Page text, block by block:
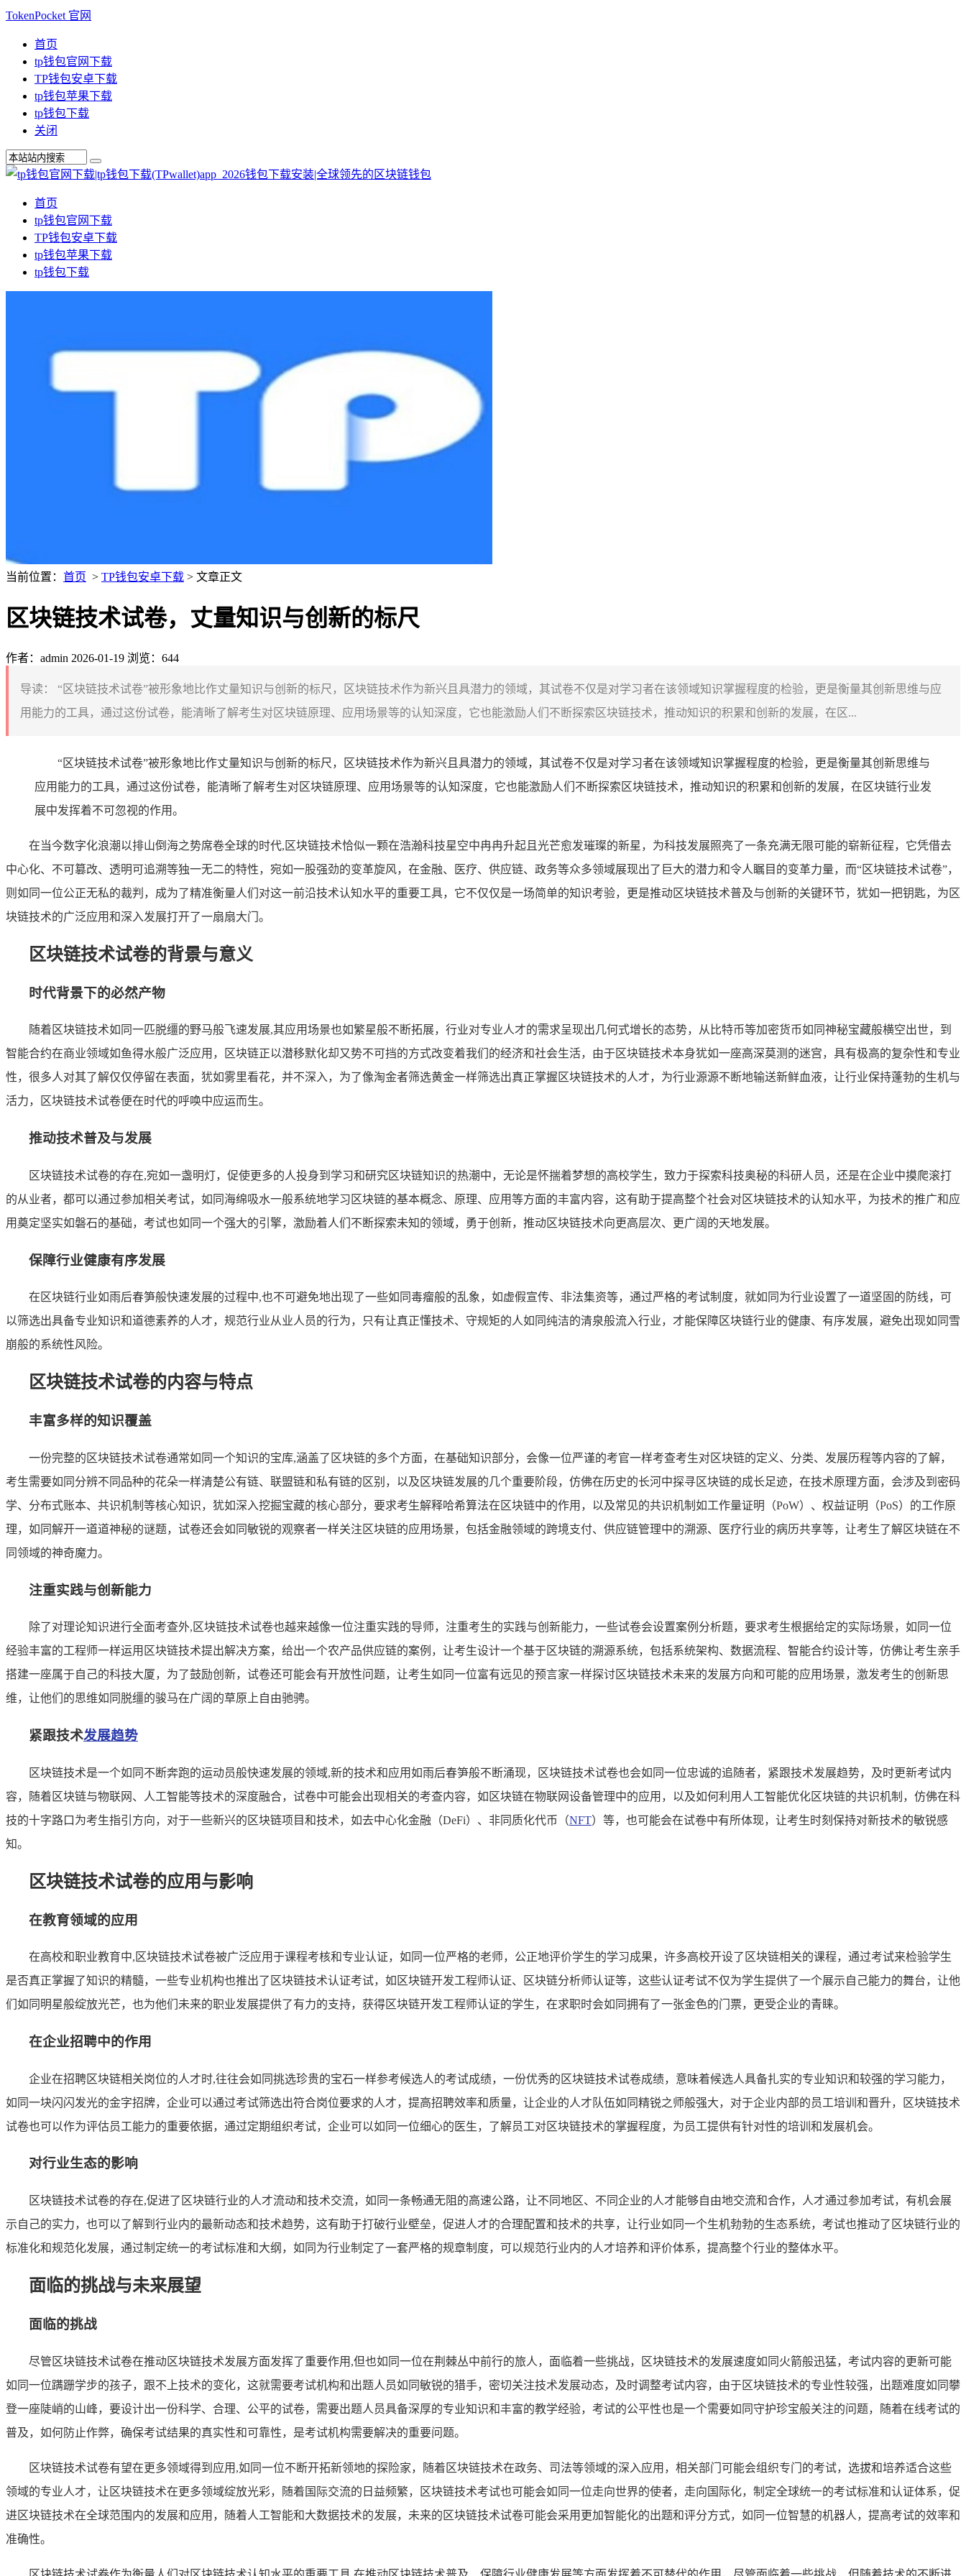
TokenPocket 官网
首页
tp钱包官网下载
TP钱包安卓下载
tp钱包苹果下载
tp钱包下载
关闭
首页
tp钱包官网下载
TP钱包安卓下载
tp钱包苹果下载
tp钱包下载
当前位置： 首页 > TP钱包安卓下载 > 文章正文
区块链技术试卷，丈量知识与创新的标尺
作者：admin 2026-01-19 浏览：644
导读：
“区块链技术试卷”被形象地比作丈量知识与创新的标尺，区块链技术作为新兴且具潜力的领域，其试卷不仅是对学习者在该领域知识掌握程度的检验，更是衡量其创新思维与应
用能力的工具，通过这份试卷，能清晰了解考生对区块链原理、应用场景等的认知深度，它也能激励人们不断探索区块链技术，推动知识的积累和创新的发展，在区...
“区块链技术试卷”被形象地比作丈量知识与创新的标尺，区块链技术作为新兴且具潜力的领域，其试卷不仅是对学习者在该领域知识掌握程度的检验，更是衡量其创新思维与
应用能力的工具，通过这份试卷，能清晰了解考生对区块链原理、应用场景等的认知深度，它也能激励人们不断探索区块链技术，推动知识的积累和创新的发展，在区块链行业发
展中发挥着不可忽视的作用。
在当今数字化浪潮以排山倒海之势席卷全球的时代,区块链技术恰似一颗在浩瀚科技星空中冉冉升起且光芒愈发璀璨的新星，为科技发展照亮了一条充满无限可能的崭新征程，它凭借去
中心化、不可篡改、透明可追溯等独一无二的特性，宛如一股强劲的变革旋风，在金融、医疗、供应链、政务等众多领域展现出了巨大的潜力和令人瞩目的变革力量，而“区块链技术试卷”，
则如同一位公正无私的裁判，成为了精准衡量人们对这一前沿技术认知水平的重要工具，它不仅仅是一场简单的知识考验，更是推动区块链技术普及与创新的关键环节，犹如一把钥匙，为区
块链技术的广泛应用和深入发展打开了一扇扇大门。
区块链技术试卷的背景与意义
时代背景下的必然产物
随着区块链技术如同一匹脱缰的野马般飞速发展,其应用场景也如繁星般不断拓展，行业对专业人才的需求呈现出几何式增长的态势，从比特币等加密货币如同神秘宝藏般横空出世，到
智能合约在商业领域如鱼得水般广泛应用，区块链正以潜移默化却又势不可挡的方式改变着我们的经济和社会生活，由于区块链技术本身犹如一座高深莫测的迷宫，具有极高的复杂性和专业
性，很多人对其了解仅仅停留在表面，犹如雾里看花，并不深入，为了像淘金者筛选黄金一样筛选出真正掌握区块链技术的人才，为行业源源不断地输送新鲜血液，让行业保持蓬勃的生机与
活力，区块链技术试卷便在时代的呼唤中应运而生。
推动技术普及与发展
区块链技术试卷的存在,宛如一盏明灯，促使更多的人投身到学习和研究区块链知识的热潮中，无论是怀揣着梦想的高校学生，致力于探索科技奥秘的科研人员，还是在企业中摸爬滚打
的从业者，都可以通过参加相关考试，如同海绵吸水一般系统地学习区块链的基本概念、原理、应用等方面的丰富内容，这有助于提高整个社会对区块链技术的认知水平，为技术的推广和应
用奠定坚实如磐石的基础，考试也如同一个强大的引擎，激励着人们不断探索未知的领域，勇于创新，推动区块链技术向更高层次、更广阔的天地发展。
保障行业健康有序发展
在区块链行业如雨后春笋般快速发展的过程中,也不可避免地出现了一些如同毒瘤般的乱象，如虚假宣传、非法集资等，通过严格的考试制度，就如同为行业设置了一道坚固的防线，可
以筛选出具备专业知识和道德素养的人才，规范行业从业人员的行为，只有让真正懂技术、守规矩的人如同纯洁的清泉般流入行业，才能保障区块链行业的健康、有序发展，避免出现如同雪
崩般的系统性风险。
区块链技术试卷的内容与特点
丰富多样的知识覆盖
一份完整的区块链技术试卷通常如同一个知识的宝库,涵盖了区块链的多个方面，在基础知识部分，会像一位严谨的考官一样考查考生对区块链的定义、分类、发展历程等内容的了解，
考生需要如同分辨不同品种的花朵一样清楚公有链、联盟链和私有链的区别，以及区块链发展的几个重要阶段，仿佛在历史的长河中探寻区块链的成长足迹，在技术原理方面，会涉及到密码
学、分布式账本、共识机制等核心知识，犹如深入挖掘宝藏的核心部分，要求考生解释哈希算法在区块链中的作用，以及常见的共识机制如工作量证明（PoW）、权益证明（PoS）的工作原
理，如同解开一道道神秘的谜题，试卷还会如同敏锐的观察者一样关注区块链的应用场景，包括金融领域的跨境支付、供应链管理中的溯源、医疗行业的病历共享等，让考生了解区块链在不
同领域的神奇魔力。
注重实践与创新能力
除了对理论知识进行全面考查外,区块链技术试卷也越来越像一位注重实践的导师，注重考生的实践与创新能力，一些试卷会设置案例分析题，要求考生根据给定的实际场景，如同一位
经验丰富的工程师一样运用区块链技术提出解决方案，给出一个农产品供应链的案例，让考生设计一个基于区块链的溯源系统，包括系统架构、数据流程、智能合约设计等，仿佛让考生亲手
搭建一座属于自己的科技大厦，为了鼓励创新，试卷还可能会有开放性问题，让考生如同一位富有远见的预言家一样探讨区块链技术未来的发展方向和可能的应用场景，激发考生的创新思
维，让他们的思维如同脱缰的骏马在广阔的草原上自由驰骋。
紧跟技术发展趋势
区块链技术是一个如同不断奔跑的运动员般快速发展的领域,新的技术和应用如雨后春笋般不断涌现，区块链技术试卷也会如同一位忠诚的追随者，紧跟技术发展趋势，及时更新考试内
容，随着区块链与物联网、人工智能等技术的深度融合，试卷中可能会出现相关的考查内容，如区块链在物联网设备管理中的应用，以及如何利用人工智能优化区块链的共识机制，仿佛在科
技的十字路口为考生指引方向，对于一些新兴的区块链项目和技术，如去中心化金融（DeFi）、非同质化代币（NFT）等，也可能会在试卷中有所体现，让考生时刻保持对新技术的敏锐感
知。
区块链技术试卷的应用与影响
在教育领域的应用
在高校和职业教育中,区块链技术试卷被广泛应用于课程考核和专业认证，如同一位严格的老师，公正地评价学生的学习成果，许多高校开设了区块链相关的课程，通过考试来检验学生
是否真正掌握了知识的精髓，一些专业机构也推出了区块链技术认证考试，如区块链开发工程师认证、区块链分析师认证等，这些认证考试不仅为学生提供了一个展示自己能力的舞台，让他
们如同明星般绽放光芒，也为他们未来的职业发展提供了有力的支持，获得区块链开发工程师认证的学生，在求职时会如同拥有了一张金色的门票，更受企业的青睐。
在企业招聘中的作用
企业在招聘区块链相关岗位的人才时,往往会如同挑选珍贵的宝石一样参考候选人的考试成绩，一份优秀的区块链技术试卷成绩，意味着候选人具备扎实的专业知识和较强的学习能力，
如同一块闪闪发光的金字招牌，企业可以通过考试筛选出符合岗位要求的人才，提高招聘效率和质量，让企业的人才队伍如同精锐之师般强大，对于企业内部的员工培训和晋升，区块链技术
试卷也可以作为评估员工能力的重要依据，通过定期组织考试，企业可以如同一位细心的医生，了解员工对区块链技术的掌握程度，为员工提供有针对性的培训和发展机会。
对行业生态的影响
区块链技术试卷的存在,促进了区块链行业的人才流动和技术交流，如同一条畅通无阻的高速公路，让不同地区、不同企业的人才能够自由地交流和合作，人才通过参加考试，有机会展
示自己的实力，也可以了解到行业内的最新动态和技术趋势，这有助于打破行业壁垒，促进人才的合理配置和技术的共享，让行业如同一个生机勃勃的生态系统，考试也推动了区块链行业的
标准化和规范化发展，通过制定统一的考试标准和大纲，如同为行业制定了一套严格的规章制度，可以规范行业内的人才培养和评价体系，提高整个行业的整体水平。
面临的挑战与未来展望
面临的挑战
尽管区块链技术试卷在推动区块链技术发展方面发挥了重要作用,但也如同一位在荆棘丛中前行的旅人，面临着一些挑战，区块链技术的发展速度如同火箭般迅猛，考试内容的更新可能
如同一位蹒跚学步的孩子，跟不上技术的变化，这就需要考试机构和出题人员如同敏锐的猎手，密切关注技术发展动态，及时调整考试内容，由于区块链技术的专业性较强，出题难度如同攀
登一座陡峭的山峰，要设计出一份科学、合理、公平的试卷，需要出题人员具备深厚的专业知识和丰富的教学经验，考试的公平性也是一个需要如同守护珍宝般关注的问题，随着在线考试的
普及，如何防止作弊，确保考试结果的真实性和可靠性，是考试机构需要解决的重要问题。
区块链技术试卷有望在更多领域得到应用,如同一位不断开拓新领地的探险家，随着区块链技术在政务、司法等领域的深入应用，相关部门可能会组织专门的考试，选拔和培养适合这些
领域的专业人才，让区块链技术在更多领域绽放光彩，随着国际交流的日益频繁，区块链技术考试也可能会如同一位走向世界的使者，走向国际化，制定全球统一的考试标准和认证体系，促
进区块链技术在全球范围内的发展和应用，随着人工智能和大数据技术的发展，未来的区块链技术试卷可能会采用更加智能化的出题和评分方式，如同一位智慧的机器人，提高考试的效率和
准确性。